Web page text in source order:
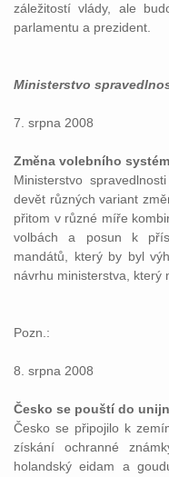
záležitostí vlády, ale
parlamentu a prezident.
Ministerstvo
7. srpna 2008
Změna volebního
Ministerstvo
devět různých variant
přitom v různé míře
volbách a posun k
mandátů, který by byl
návrhu ministerstva, který
Pozn.:
8. srpna 2008
Česko se pouští do
Česko se připojilo k
získání ochranné
holandský eidam a